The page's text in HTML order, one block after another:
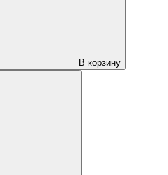
В корзину